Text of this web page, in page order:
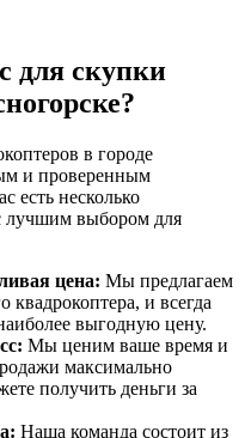
для скупки
в городе
и проверенным
есть несколько
лучшим выбором для
цена: Мы предлагаем
и всегда
выгодную цену.
Мы ценим ваше время и
максимально
получить деньги за
Наша команда состоит из